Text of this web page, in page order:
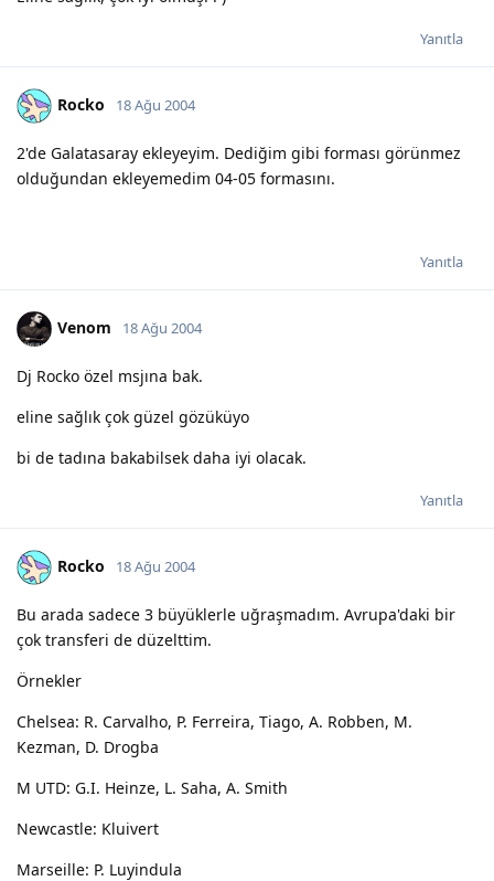
Yanıtla
Rocko 18 Ağu 2004
2'de Galatasaray ekleyeyim. Dediğim gibi forması görünmez
olduğundan ekleyemedim 04-05 formasını.
Yanıtla
Venom 18 Ağu 2004
Dj Rocko özel msjına bak.
eline sağlık çok güzel gözüküyo
bi de tadına bakabilsek daha iyi olacak.
Yanıtla
Rocko 18 Ağu 2004
Bu arada sadece 3 büyüklerle uğraşmadım. Avrupa'daki bir
çok transferi de düzelttim.
Örnekler
Chelsea: R. Carvalho, P. Ferreira, Tiago, A. Robben, M.
Kezman, D. Drogba
M UTD: G.I. Heinze, L. Saha, A. Smith
Newcastle: Kluivert
Marseille: P. Luyindula